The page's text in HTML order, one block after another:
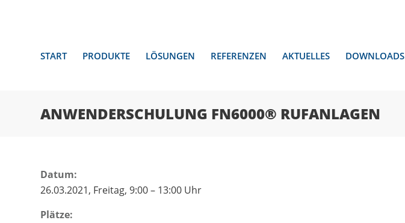
START PRODUKTE LÖSUNGEN REFERENZEN AKTUELLES DOWNLOADS
ANWENDERSCHULUNG FN6000® RUFANLAGEN
Datum:
26.03.2021, Freitag, 9:00 – 13:00 Uhr
Plätze: